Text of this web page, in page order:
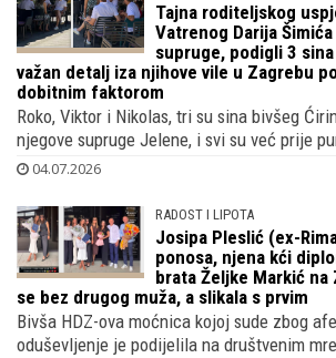
Tajna roditeljskog
Vatrenog Darija
supruge, podigli 3
važan detalj iza njihove vile u Zagrebu
dobitnim faktorom
Roko, Viktor i Nikolas, tri su sina bivšeg
njegove supruge Jelene, i svi su već prije
04.07.2026
RADOST I LIPOTA
Josipa Pleslić (ex-
ponosa, njena kći
brata Željke Markić na
se bez drugog muža, a slikala s prvim
Bivša HDZ-ova moćnica kojoj sude zbog
oduševljenje je podijelila na društvenim